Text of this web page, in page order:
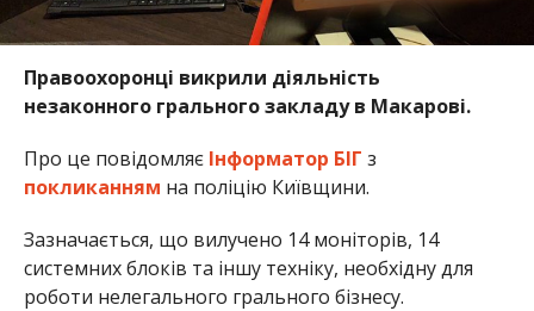
Правоохоронці викрили діяльність
незаконного грального закладу в Макарові.
Про це повідомляє Інформатор БІГ з
покликанням на поліцію Київщини.
Зазначається, що вилучено 14 моніторів, 14
системних блоків та іншу техніку, необхідну для
роботи нелегального грального бізнесу.